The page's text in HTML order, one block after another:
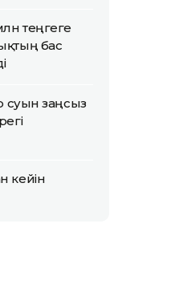
теңгеге
бас
суын заңсыз
кейін